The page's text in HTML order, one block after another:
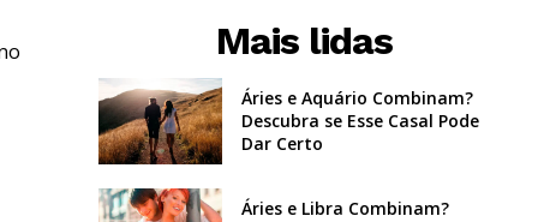
Mais lidas
Áries e Aquário Combinam?
Descubra se Esse Casal Pode
Dar Certo
Áries e Libra Combinam?